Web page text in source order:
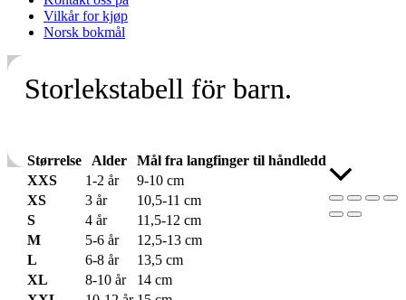
Vilkår for kjøp
Norsk bokmål
Storlekstabell för barn.
Størrelse Alder
Mål fra langfinger til håndledd
XXS
1-2 år
9-10 cm
XS
3 år
10,5-11 cm
S
4 år
11,5-12 cm
M
5-6 år
12,5-13 cm
L
6-8 år
13,5 cm
XL
8-10 år
14 cm